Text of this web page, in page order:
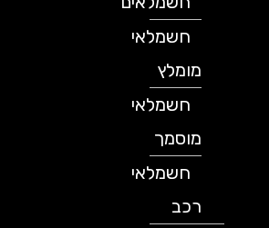
חשמלאי
מומלץ
חשמלאי
מוסמך
חשמלאי